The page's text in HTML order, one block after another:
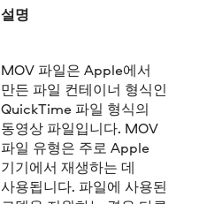
설명
MOV 파일은 Apple에서
만든 파일 컨테이너 형식인
QuickTime 파일 형식의
동영상 파일입니다. MOV
파일 유형은 주로 Apple
기기에서 재생하는 데
사용됩니다. 파일에 사용된